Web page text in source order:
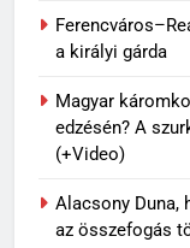
a királyi gárda
Magyar
edzésén? A
(+Video)
Alacsony Duna,
az összefogás